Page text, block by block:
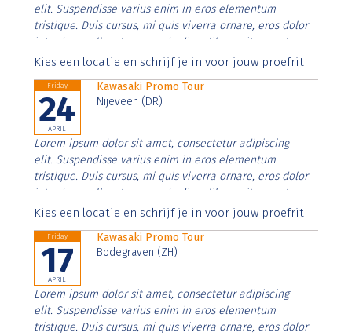
elit. Suspendisse varius enim in eros elementum
tristique. Duis cursus, mi quis viverra ornare, eros dolor
interdum nulla, ut commodo diam libero vitae erat.
Aenean faucibus nibh et justo cursus id rutrum lorem
Kies een locatie en schrijf je in voor jouw proefrit
Friday
24
APRIL
Kawasaki Promo Tour
Nijeveen (DR)
Lorem ipsum dolor sit amet, consectetur adipiscing
elit. Suspendisse varius enim in eros elementum
tristique. Duis cursus, mi quis viverra ornare, eros dolor
interdum nulla, ut commodo diam libero vitae erat.
Aenean faucibus nibh et justo cursus id rutrum lorem
Kies een locatie en schrijf je in voor jouw proefrit
Friday
17
APRIL
Kawasaki Promo Tour
Bodegraven (ZH)
Lorem ipsum dolor sit amet, consectetur adipiscing
elit. Suspendisse varius enim in eros elementum
tristique. Duis cursus, mi quis viverra ornare, eros dolor